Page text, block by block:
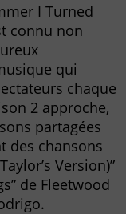
I Turned
connu non
qui
chaque
2 approche,
partagées
des chansons
Version)”
de Fleetwood